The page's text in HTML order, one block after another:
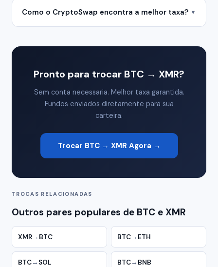
Como o CryptoSwap encontra a melhor taxa? ▼
Pronto para trocar BTC → XMR?
Sem conta necessaria. Melhor taxa garantida.
Fundos enviados diretamente para sua
carteira.
Trocar BTC → XMR Agora →
TROCAS RELACIONADAS
Outros pares populares de BTC e XMR
XMR→ BTC BTC→ ETH
BTC→ SOL BTC→ BNB